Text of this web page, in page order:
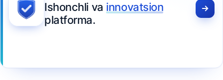
Ishonchli va innovatsion
platforma.